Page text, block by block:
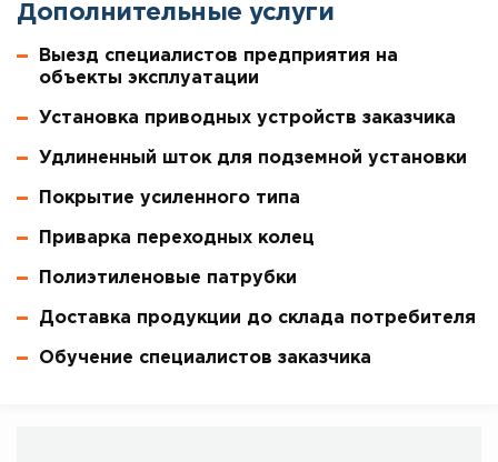
Дополнительные услуги
Выезд специалистов предприятия на
объекты эксплуатации
Установка приводных устройств заказчика
Удлиненный шток для подземной установки
Покрытие усиленного типа
Приварка переходных колец
Полиэтиленовые патрубки
Доставка продукции до склада потребителя
Обучение специалистов заказчика